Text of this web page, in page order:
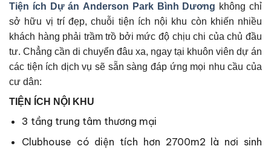
Tiện ích Dự án Anderson Park Bình Dương không chỉ
sở hữu vị trí đẹp, chuỗi tiện ích nội khu còn khiến nhiều
khách hàng phải trầm trồ bởi mức độ chịu chi của chủ đầu
tư. Chẳng cần di chuyển đâu xa, ngay tại khuôn viên dự án
các tiện ích dịch vụ sẽ sẵn sàng đáp ứng mọi nhu cầu của
cư dân:
TIỆN ÍCH NỘI KHU
3 tầng trung tâm thương mại
Clubhouse có diện tích hơn 2700m2 là nơi sinh